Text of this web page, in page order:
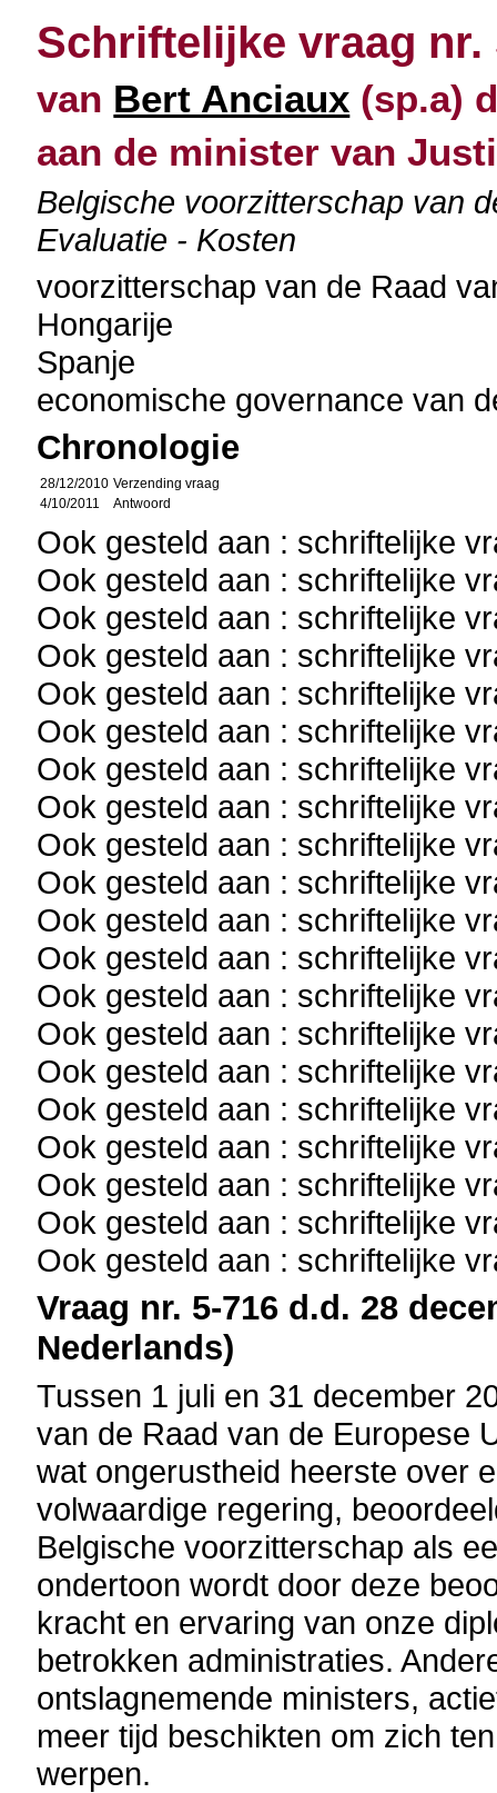
Schriftelijke vraag nr.
van Bert Anciaux (sp.a)
aan de minister van
Belgische voorzitterschap van
Evaluatie - Kosten
voorzitterschap van de Raad
Hongarije
Spanje
economische governance van
Chronologie
28/12/2010 Verzending vraag
4/10/2011
Antwoord
Ook gesteld aan : schriftelijke
Ook gesteld aan : schriftelijke
Ook gesteld aan : schriftelijke
Ook gesteld aan : schriftelijke
Ook gesteld aan : schriftelijke
Ook gesteld aan : schriftelijke
Ook gesteld aan : schriftelijke
Ook gesteld aan : schriftelijke
Ook gesteld aan : schriftelijke
Ook gesteld aan : schriftelijke
Ook gesteld aan : schriftelijke
Ook gesteld aan : schriftelijke
Ook gesteld aan : schriftelijke
Ook gesteld aan : schriftelijke
Ook gesteld aan : schriftelijke
Ook gesteld aan : schriftelijke
Ook gesteld aan : schriftelijke
Ook gesteld aan : schriftelijke
Ook gesteld aan : schriftelijke
Ook gesteld aan : schriftelijke
Vraag nr. 5-716 d.d. 28
Nederlands)
Tussen 1 juli en 31 december
van de Raad van de Europese
wat ongerustheid heerste over
volwaardige regering,
Belgische voorzitterschap als
ondertoon wordt door deze
kracht en ervaring van onze
betrokken administraties.
ontslagnemende ministers,
meer tijd beschikten om zich
werpen.